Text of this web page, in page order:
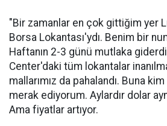
"Bir zamanlar en çok gittiğim yer
Borsa Lokantası'ydı. Benim bir
Haftanın 2-3 günü mutlaka
Center'daki tüm lokantalar
mallarımız da pahalandı. Buna
merak ediyorum. Aylardır dolar
Ama fiyatlar artıyor.